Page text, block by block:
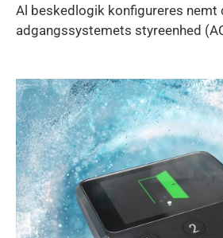
Al beskedlogik konfigureres nemt
adgangssystemets styreenhed